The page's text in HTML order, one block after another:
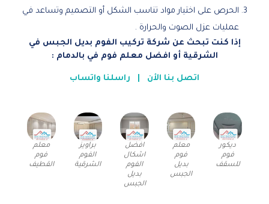
الحرص على اختيار مواد تناسب الشكل أو التصميم وتساعد في
عمليات عزل الصوت والحرارة .
إذا كنت تبحث عن شركة تركيب الفوم بديل الجبس في
الشرقية أو افضل معلم فوم في بالدمام :
اتصل بنا الأن راسلنا واتساب
ديكور
فوم
للسقف
معلم
فوم
بديل
الجبس
افضل
اشكال
الفوم
بديل
الجبس
براويز
الفوم
الشرقية
معلم
فوم
القطيف